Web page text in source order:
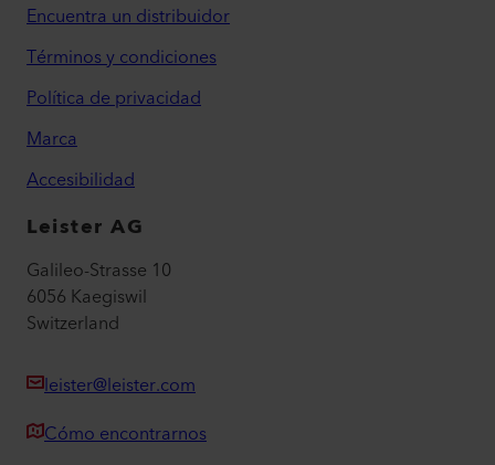
Encuentra un distribuidor
Términos y condiciones
Política de privacidad
Marca
Accesibilidad
Leister AG
Galileo-Strasse 10
6056 Kaegiswil
Switzerland
leister@leister.com
Cómo encontrarnos